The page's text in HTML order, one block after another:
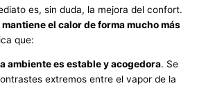
es, sin duda, la mejora del confort.
mantiene el calor de forma mucho más
que:
ambiente es estable y acogedora. Se
extremos entre el vapor de la